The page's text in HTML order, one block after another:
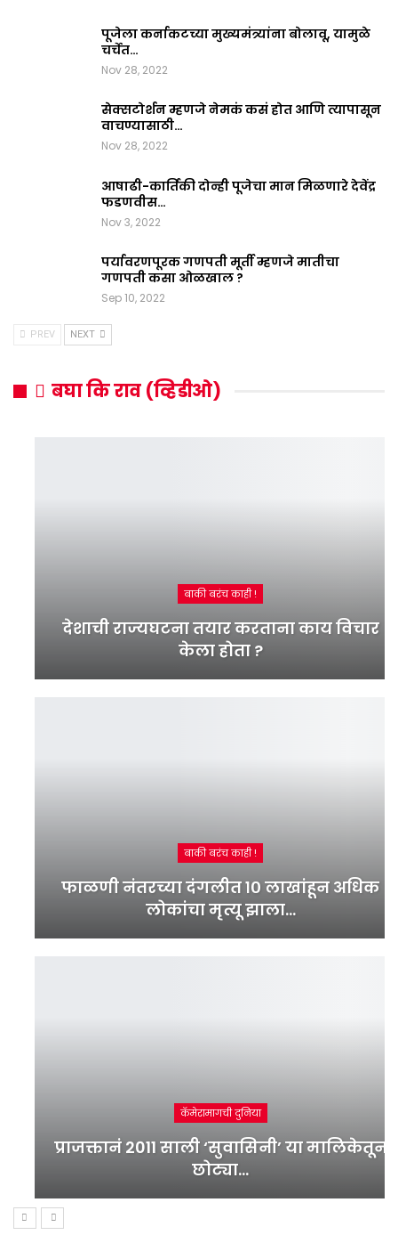
पूजेला कर्नाकटच्या मुख्यमंत्र्यांना बोलावू, यामुळे
चर्चेत…
Nov 28, 2022
सेक्सटोर्शन म्हणजे नेमकं कसं होत आणि त्यापासून
वाचण्यासाठी…
Nov 28, 2022
आषाढी-कार्तिकी दोन्ही पूजेचा मान मिळणारे देवेंद्र
फडणवीस…
Nov 3, 2022
पर्यावरणपूरक गणपती मूर्ती म्हणजे मातीचा
गणपती कसा ओळखाल ?
Sep 10, 2022
PREV NEXT
बघा कि राव (व्हिडीओ)
बाकी बरंच काही !
देशाची राज्यघटना तयार करताना काय विचार
केला होता ?
बाकी बरंच काही !
फाळणी नंतरच्या दंगलीत १० लाखांहून अधिक
लोकांचा मृत्यू झाला…
कॅमेरामागची दुनिया
प्राजक्तानं 2011 साली ‘सुवासिनी’ या मालिकेतून
छोट्या…